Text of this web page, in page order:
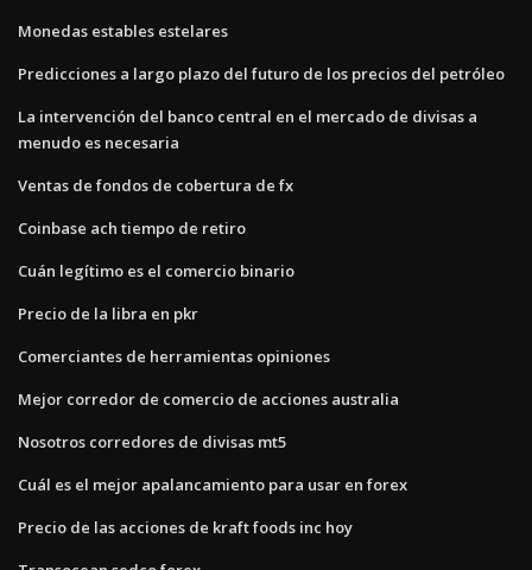
Monedas estables estelares
Predicciones a largo plazo del futuro de los precios del petróleo
La intervención del banco central en el mercado de divisas a
menudo es necesaria
Ventas de fondos de cobertura de fx
Coinbase ach tiempo de retiro
Cuán legítimo es el comercio binario
Precio de la libra en pkr
Comerciantes de herramientas opiniones
Mejor corredor de comercio de acciones australia
Nosotros corredores de divisas mt5
Cuál es el mejor apalancamiento para usar en forex
Precio de las acciones de kraft foods inc hoy